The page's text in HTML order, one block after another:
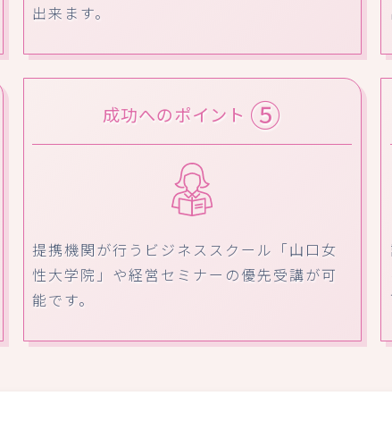
出来ます。
成功へのポイント ⑤
提携機関が行うビジネススクール「山口女
性大学院」や経営セミナーの優先受講が可
能です。